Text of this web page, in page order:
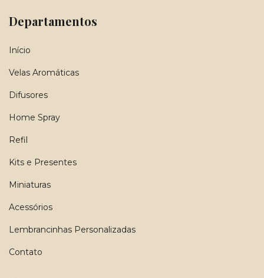
Departamentos
Início
Velas Aromáticas
Difusores
Home Spray
Refil
Kits e Presentes
Miniaturas
Acessórios
Lembrancinhas Personalizadas
Contato